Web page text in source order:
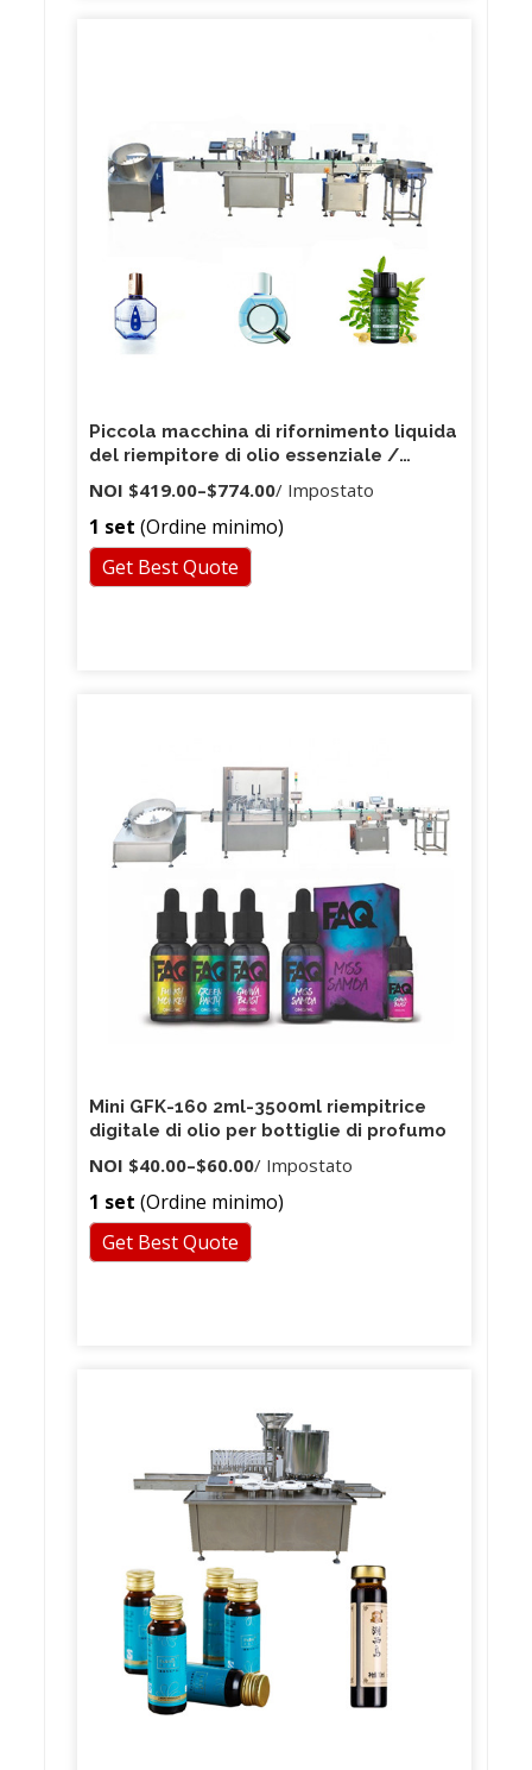
Piccola macchina di rifornimento liquida
del riempitore di olio essenziale /
profumo della pompa magnetica semi
automatica di Shanghai Joygoal
NOI $419.00–$774.00/ Impostato
1 set (Ordine minimo)
Get Best Quote
Mini GFK-160 2ml-3500ml riempitrice
digitale di olio per bottiglie di profumo
NOI $40.00–$60.00/ Impostato
1 set (Ordine minimo)
Get Best Quote